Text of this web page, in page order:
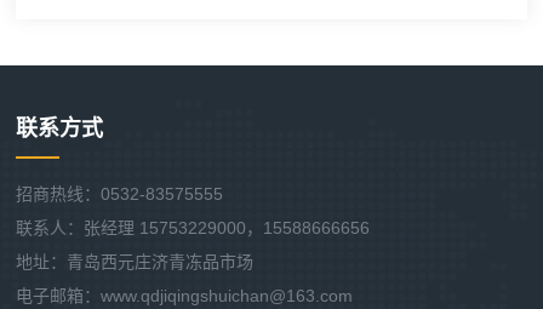
联系方式
招商热线：0532-83575555
联系人：张经理 15753229000，15588666656
地址：青岛西元庄济青冻品市场
电子邮箱：www.qdjiqingshuichan@163.com